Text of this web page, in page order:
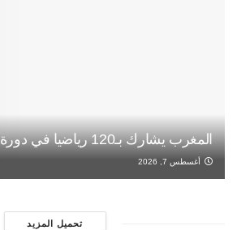
المغرب يشارك بـ120 رياضيا في دورة تارانتو 2026
أغسطس 7, 2026
تحميل المزيد